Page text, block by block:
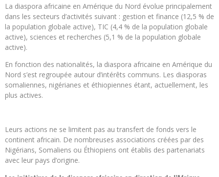
La diaspora africaine en Amérique du Nord évolue principalement
dans les secteurs d’activités suivant : gestion et finance (12,5 % de
la population globale active), TIC (4,4 % de la population globale
active), sciences et recherches (5,1 % de la population globale
active).
En fonction des nationalités, la diaspora africaine en Amérique du
Nord s’est regroupée autour d’intérêts communs. Les diasporas
somaliennes, nigérianes et éthiopiennes étant, actuellement, les
plus actives.
Leurs actions ne se limitent pas au transfert de fonds vers le
continent africain. De nombreuses associations créées par des
Nigérians, Somaliens ou Éthiopiens ont établis des partenariats
avec leur pays d’origine.